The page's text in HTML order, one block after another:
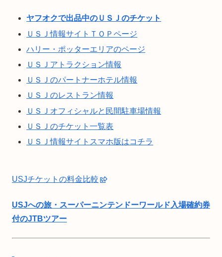
ヤフオクで出品中のＵＳＪのチケット
ＵＳＪ情報サイトＴＯＰページ
ハリー・ポッターエリアのページ
ＵＳＪアトラクション情報
ＵＳＪのパートナーホテル情報
ＵＳＪのレストラン情報
ＵＳＪオフィシャルと民間駐車場情報
ＵＳＪのチケット一覧表
ＵＳＪ情報サイトスマホ版はコチラ
USJチケットの料金比較
USJへの旅・スーパーニンテンドーワールド入場確約券
付のJTBツアー